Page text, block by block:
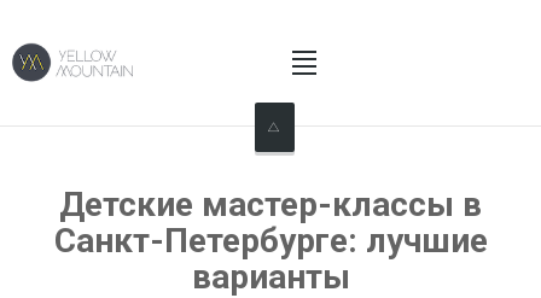
About Us
What We Do
Детские мастер-классы в
Санкт-Петербурге: лучшие
варианты